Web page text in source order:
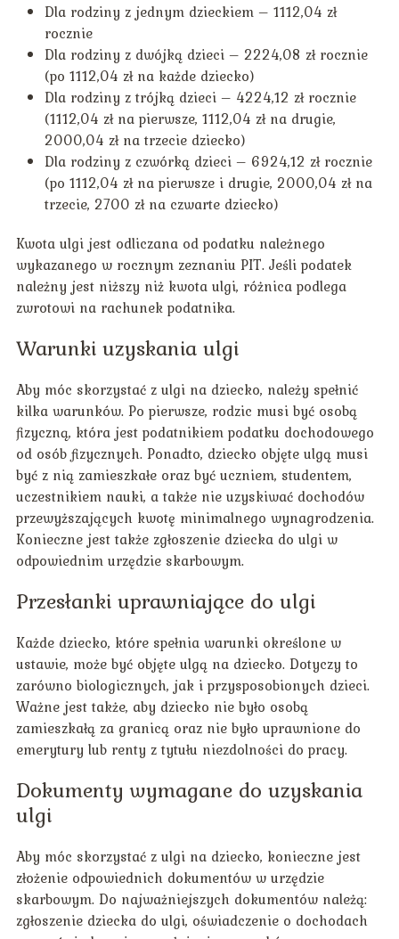
Dla rodziny z jednym dzieckiem – 1112,04 zł
rocznie
Dla rodziny z dwójką dzieci – 2224,08 zł rocznie
(po 1112,04 zł na każde dziecko)
Dla rodziny z trójką dzieci – 4224,12 zł rocznie
(1112,04 zł na pierwsze, 1112,04 zł na drugie,
2000,04 zł na trzecie dziecko)
Dla rodziny z czwórką dzieci – 6924,12 zł rocznie
(po 1112,04 zł na pierwsze i drugie, 2000,04 zł na
trzecie, 2700 zł na czwarte dziecko)
Kwota ulgi jest odliczana od podatku należnego
wykazanego w rocznym zeznaniu PIT. Jeśli podatek
należny jest niższy niż kwota ulgi, różnica podlega
zwrotowi na rachunek podatnika.
Warunki uzyskania ulgi
Aby móc skorzystać z ulgi na dziecko, należy spełnić
kilka warunków. Po pierwsze, rodzic musi być osobą
fizyczną, która jest podatnikiem podatku dochodowego
od osób fizycznych. Ponadto, dziecko objęte ulgą musi
być z nią zamieszkałe oraz być uczniem, studentem,
uczestnikiem nauki, a także nie uzyskiwać dochodów
przewyższających kwotę minimalnego wynagrodzenia.
Konieczne jest także zgłoszenie dziecka do ulgi w
odpowiednim urzędzie skarbowym.
Przesłanki uprawniające do ulgi
Każde dziecko, które spełnia warunki określone w
ustawie, może być objęte ulgą na dziecko. Dotyczy to
zarówno biologicznych, jak i przysposobionych dzieci.
Ważne jest także, aby dziecko nie było osobą
zamieszkałą za granicą oraz nie było uprawnione do
emerytury lub renty z tytułu niezdolności do pracy.
Dokumenty wymagane do uzyskania
ulgi
Aby móc skorzystać z ulgi na dziecko, konieczne jest
złożenie odpowiednich dokumentów w urzędzie
skarbowym. Do najważniejszych dokumentów należą:
zgłoszenie dziecka do ulgi, oświadczenie o dochodach